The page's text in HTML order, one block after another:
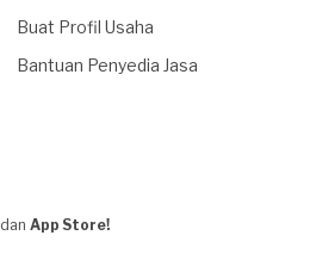
Buat Profil Usaha
Bantuan Penyedia Jasa
dan App Store!